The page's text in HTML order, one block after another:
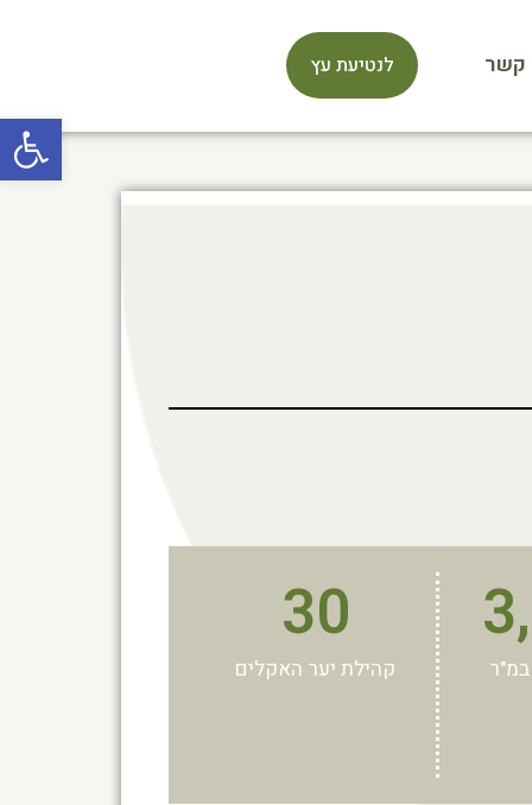
פתח
קשר לנטיעת עץ
30
קהילת יער האקלים